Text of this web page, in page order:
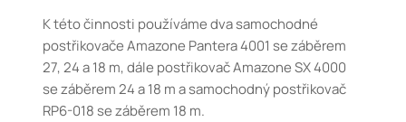
K této činnosti používáme dva samochodné
postřikovače Amazone Pantera 4001 se záběrem
27, 24 a 18 m, dále postřikovač Amazone SX 4000
se záběrem 24 a 18 m a samochodný postřikovač
RP6-018 se záběrem 18 m.